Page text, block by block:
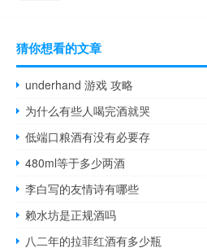
猜你想看的文章
underhand 游戏 攻略
为什么有些人喝完酒就哭
低端口粮酒有没有必要存
480ml等于多少两酒
李白写的友情诗有哪些
赖水坊是正规酒吗
八二年的拉菲红酒有多少瓶